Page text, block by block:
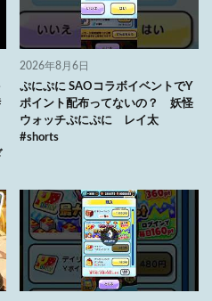
2026年8月6日
ぷにぷに SAOコラボイベントでY
ポイント配布ってないの？ 妖怪
ウォッチぷにぷに レイ太
#shorts